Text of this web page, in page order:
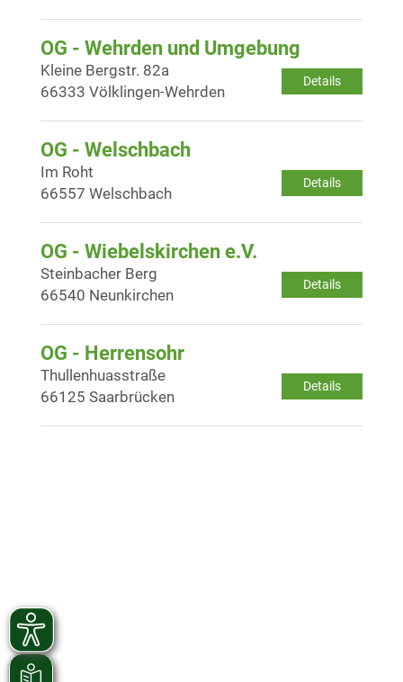
OG - Wehrden und Umgebung
Details
Kleine Bergstr. 82a
66333 Völklingen-Wehrden
OG - Welschbach
Details
Im Roht
66557 Welschbach
OG - Wiebelskirchen e.V.
Details
Steinbacher Berg
66540 Neunkirchen
OG - Herrensohr
Details
Thullenhuasstraße
66125 Saarbrücken